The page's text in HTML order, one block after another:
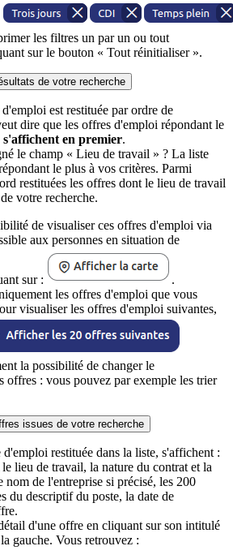
les filtres un par un ou tout
sur le bouton « Tout réinitialiser ».
de votre recherche
est restituée par ordre de
dire que les offres d'emploi répondant le
s'affichent en premier.
le champ « Lieu de travail » ? La liste
le plus à vos critères. Parmi
restituées les offres dont le lieu de travail
votre recherche.
de visualiser ces offres d'emploi via
aux personnes en situation de
sur :
.
les offres d'emploi que vous
visualiser les offres d'emploi suivantes,
la possibilité de changer le
offres : vous pouvez par exemple les trier
issues de votre recherche
restituée dans la liste, s'affichent :
lieu de travail, la nature du contrat et la
nom de l'entreprise si précisé, les 200
du descriptif du poste, la date de
d'une offre en cliquant sur son intitulé
gauche. Vous retrouvez :